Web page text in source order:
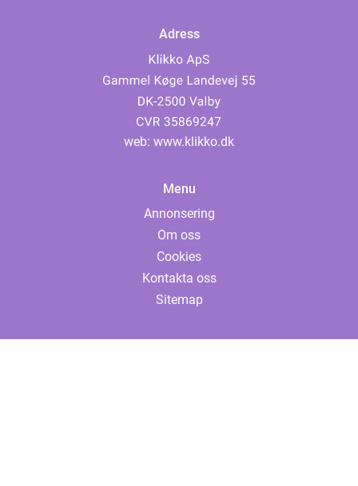
Adress
web: www.klikko.dk
Menu
Annonsering
Om oss
Cookies
Kontakta oss
Sitemap